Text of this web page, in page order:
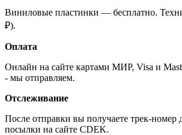
Виниловые пластинки — бесплатно.
₽).
Оплата
Онлайн на сайте картами МИР, Visa и
- мы отправляем.
Отслеживание
После отправки вы получаете трек-номер
посылки на сайте CDEK.